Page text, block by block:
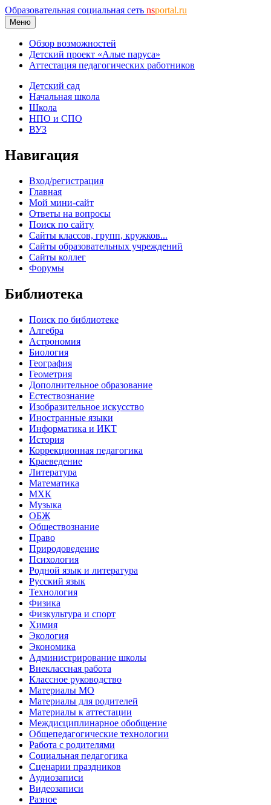
Образовательная социальная сеть nsportal.ru
Меню
Обзор возможностей
Детский проект «Алые паруса»
Аттестация педагогических работников
Детский сад
Начальная школа
Школа
НПО и СПО
ВУЗ
Навигация
Вход/регистрация
Главная
Мой мини-сайт
Ответы на вопросы
Поиск по сайту
Сайты классов, групп, кружков...
Сайты образовательных учреждений
Сайты коллег
Форумы
Библиотека
Поиск по библиотеке
Алгебра
Астрономия
Биология
География
Геометрия
Дополнительное образование
Естествознание
Изобразительное искусство
Иностранные языки
Информатика и ИКТ
История
Коррекционная педагогика
Краеведение
Литература
Математика
МХК
Музыка
ОБЖ
Обществознание
Право
Природоведение
Психология
Родной язык и литература
Русский язык
Технология
Физика
Физкультура и спорт
Химия
Экология
Экономика
Администрирование школы
Внеклассная работа
Классное руководство
Материалы МО
Материалы для родителей
Материалы к аттестации
Междисциплинарное обобщение
Общепедагогические технологии
Работа с родителями
Социальная педагогика
Сценарии праздников
Аудиозаписи
Видеозаписи
Разное